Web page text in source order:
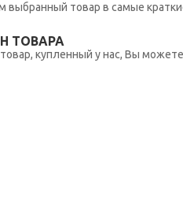
выбранный товар в самые
ТОВАРА
купленный у нас, Вы